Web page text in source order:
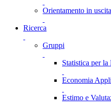
Orientamento in uscita
Ricerca
Gruppi
Statistica per
Economia
Estimo e